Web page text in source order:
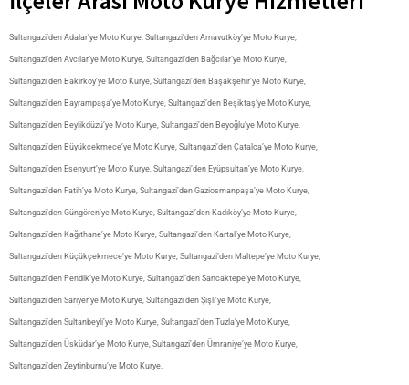
Sultangazi’den Adalar’ye Moto Kurye, Sultangazi’den Arnavutköy’ye Moto Kurye,
Sultangazi’den Avcılar’ye Moto Kurye, Sultangazi’den Bağcılar’ye Moto Kurye,
Sultangazi’den Bakırköy’ye Moto Kurye, Sultangazi’den Başakşehir’ye Moto Kurye,
Sultangazi’den Bayrampaşa’ye Moto Kurye, Sultangazi’den Beşiktaş’ye Moto Kurye,
Sultangazi’den Beylikdüzü’ye Moto Kurye, Sultangazi’den Beyoğlu’ye Moto Kurye,
Sultangazi’den Büyükçekmece’ye Moto Kurye, Sultangazi’den Çatalca’ye Moto Kurye,
Sultangazi’den Esenyurt’ye Moto Kurye, Sultangazi’den Eyüpsultan’ye Moto Kurye,
Sultangazi’den Fatih’ye Moto Kurye, Sultangazi’den Gaziosmanpaşa’ye Moto Kurye,
Sultangazi’den Güngören’ye Moto Kurye, Sultangazi’den Kadıköy’ye Moto Kurye,
Sultangazi’den Kağıthane’ye Moto Kurye, Sultangazi’den Kartal’ye Moto Kurye,
Sultangazi’den Küçükçekmece’ye Moto Kurye, Sultangazi’den Maltepe’ye Moto Kurye,
Sultangazi’den Pendik’ye Moto Kurye, Sultangazi’den Sancaktepe’ye Moto Kurye,
Sultangazi’den Sarıyer’ye Moto Kurye, Sultangazi’den Şişli’ye Moto Kurye,
Sultangazi’den Sultanbeyli’ye Moto Kurye, Sultangazi’den Tuzla’ye Moto Kurye,
Sultangazi’den Üsküdar’ye Moto Kurye, Sultangazi’den Ümraniye’ye Moto Kurye,
Sultangazi’den Zeytinburnu’ye Moto Kurye.